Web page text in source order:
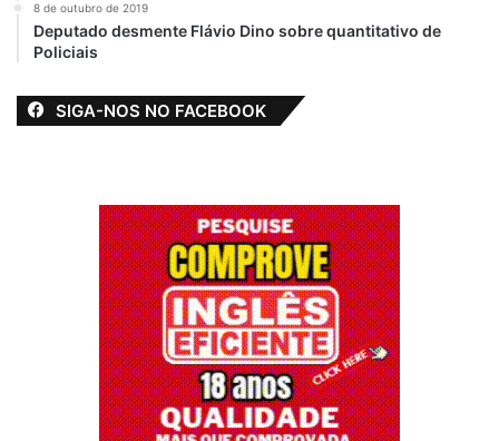
8 de outubro de 2019
Deputado desmente Flávio Dino sobre quantitativo de
Policiais
SIGA-NOS NO FACEBOOK